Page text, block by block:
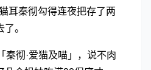
耳秦彻勾得连夜把存了两
。
秦彻·爱猫及喵」，说不肉